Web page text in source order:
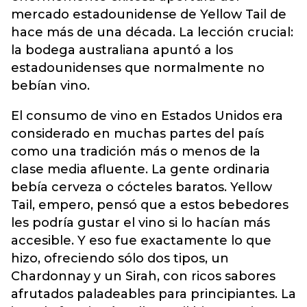
mercado estadounidense de Yellow Tail de
hace más de una década. La lección crucial:
la bodega australiana apuntó a los
estadounidenses que normalmente no
bebían vino.
El consumo de vino en Estados Unidos era
considerado en muchas partes del país
como una tradición más o menos de la
clase media afluente. La gente ordinaria
bebía cerveza o cócteles baratos. Yellow
Tail, empero, pensó que a estos bebedores
les podría gustar el vino si lo hacían más
accesible. Y eso fue exactamente lo que
hizo, ofreciendo sólo dos tipos, un
Chardonnay y un Sirah, con ricos sabores
afrutados paladeables para principiantes. La